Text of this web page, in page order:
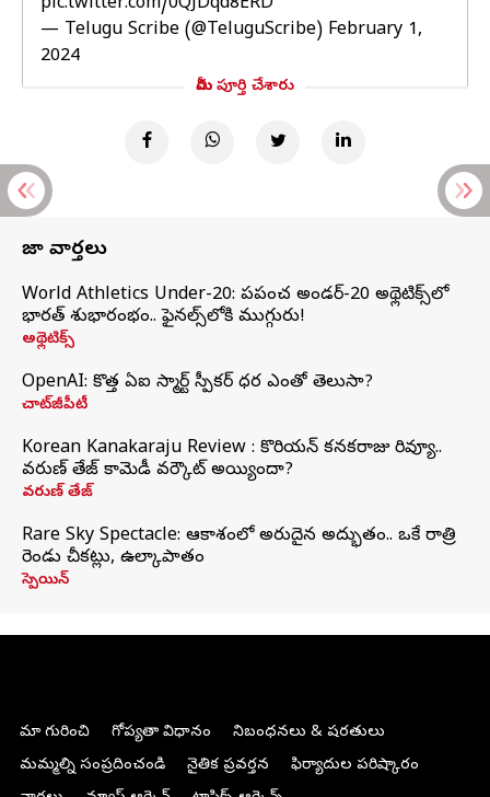
— Telugu Scribe (@TeluguScribe) February 1,
2024
మీరు పూర్తి చేశారు
తాజా వార్తలు
World Athletics Under-20: ప్రపంచ అండర్-20 అథ్లెటిక్స్‌లో
భారత్‌ శుభారంభం.. ఫైనల్స్‌లోకి ముగ్గురు!
అథ్లెటిక్స్
OpenAI: కొత్త ఏఐ స్మార్ట్ స్పీకర్ ధర ఎంతో తెలుసా?
చాట్‌జీపీటీ
Korean Kanakaraju Review : కొరియన్ కనకరాజు రివ్యూ..
వరుణ్ తేజ్ కామెడీ వర్కౌట్ అయ్యిందా?
వరుణ్ తేజ్
Rare Sky Spectacle: ఆకాశంలో అరుదైన అద్భుతం.. ఒకే రాత్రి
రెండు చీకట్లు, ఉల్కాపాతం
స్పెయిన్
మా గురించి గోప్యతా విధానం
నిబంధనలు & షరతులు
మమ్మల్ని సంప్రదించండి
నైతిక ప్రవర్తన
ఫిర్యాదుల పరిష్కారం